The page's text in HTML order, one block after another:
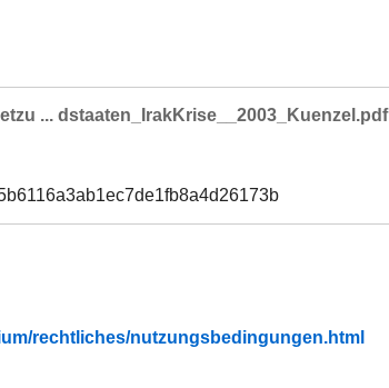
... dstaaten_IrakKrise__2003_Kuenzel.pdf
rechtliches/nutzungsbedingungen.html